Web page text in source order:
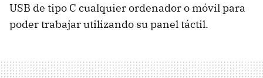
USB de tipo C cualquier ordenador o móvil para
poder trabajar utilizando su panel táctil.